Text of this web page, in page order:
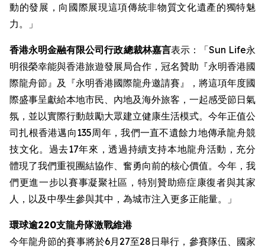
動的發展，向國際展現這項傳統非物質文化遺產的獨特魅
力。」
香港永明金融有限公司行政總裁林嘉言表示：「Sun Life永
明很榮幸能與香港旅遊發展局合作，冠名贊助『永明香港國
際龍舟節』及『永明香港國際龍舟邀請賽』，將這項年度國
際盛事呈獻給本地市民、內地及海外旅客，一起感受節日氣
氛，並以實際行動鼓勵大眾建立健康生活模式。今年正值公
司扎根香港邁向135周年，我們一直不遺餘力地傳承龍舟競
技文化。過去17年來，透過持續支持本地龍舟活動，充分
體現了我們重視團結協作、奮勇向前的核心價值。今年，我
們更進一步以賽事凝聚社區，特別贊助癌症康復者與其家
人，以及中學生參與其中，為城市注入更多正能量。」
環球逾220支龍舟隊激戰維港
今年龍舟節的賽事將於6月27至28日舉行，參賽隊伍、國家